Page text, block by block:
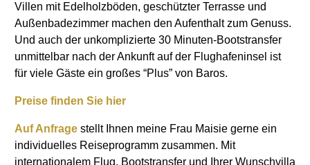
Villen mit Edelholzböden, geschützter Terrasse und
Außenbadezimmer machen den Aufenthalt zum Genuss.
Und auch der unkomplizierte 30 Minuten-Bootstransfer
unmittelbar nach der Ankunft auf der Flughafeninsel ist
für viele Gäste ein großes “Plus” von Baros.
Preise finden Sie hier
Auf Anfrage stellt Ihnen meine Frau Maisie gerne ein
individuelles Reiseprogramm zusammen. Mit
internationalem Flug, Bootstransfer und Ihrer Wunschvilla